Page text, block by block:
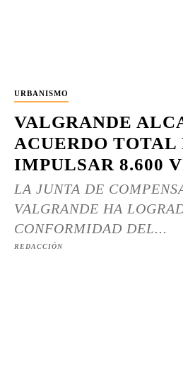
URBANISMO
VALGRANDE
ACUERDO TOTAL
IMPULSAR 8.600
LA JUNTA DE
VALGRANDE HA
CONFORMIDAD DEL...
REDACCIÓN